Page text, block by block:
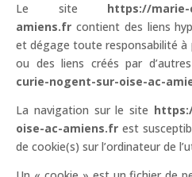
Le site https://marie-
amiens.fr contient des liens
et dégage toute responsabilité à
ou des liens créés par
curie-nogent-sur-oise-ac-
La navigation sur le site
oise-ac-amiens.fr est
de cookie(s) sur l’ordinateur de